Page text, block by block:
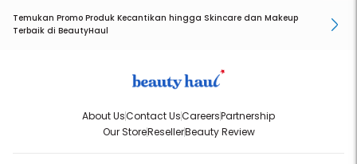
Temukan Promo Produk Kecantikan hingga Skincare dan Makeup
Terbaik di BeautyHaul
About UsContact UsCareersPartnership
Our StoreResellerBeauty Review